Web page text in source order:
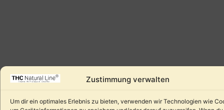
Zustimmung verwalten
Um dir ein optimales Erlebnis zu bieten, verwenden wir Technologien wie